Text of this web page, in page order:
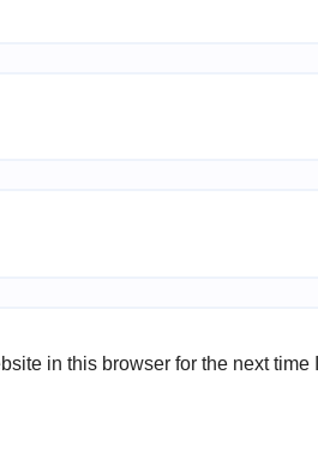
in this browser for the next time